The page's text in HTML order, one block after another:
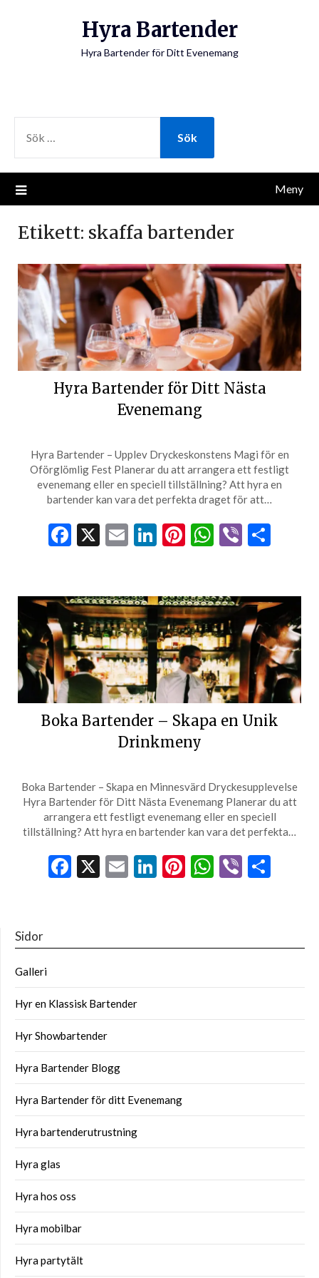
Hyra Bartender
Hyra Bartender för Ditt Evenemang
EFTER:
Meny
Etikett: skaffa bartender
Hyra Bartender för Ditt Nästa
Evenemang
Hyra Bartender – Upplev Dryckeskonstens Magi för en
Oförglömlig Fest Planerar du att arrangera ett festligt
evenemang eller en speciell tillställning? Att hyra en
bartender kan vara det perfekta draget för att…
Facebook
X EmailLinkedIn
Pinterest
WhatsApp
Viber
Boka Bartender – Skapa en Unik
Drinkmeny
Boka Bartender – Skapa en Minnesvärd Dryckesupplevelse
Hyra Bartender för Ditt Nästa Evenemang Planerar du att
arrangera ett festligt evenemang eller en speciell
tillställning? Att hyra en bartender kan vara det perfekta…
Facebook
X EmailLinkedIn
Pinterest
WhatsApp
Viber
Sidor
Galleri
Hyr en Klassisk Bartender
Hyr Showbartender
Hyra Bartender Blogg
Hyra Bartender för ditt Evenemang
Hyra bartenderutrustning
Hyra glas
Hyra hos oss
Hyra mobilbar
Hyra partytält